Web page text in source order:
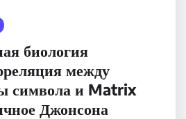
биология
между
символа и Matrix
Джонсона